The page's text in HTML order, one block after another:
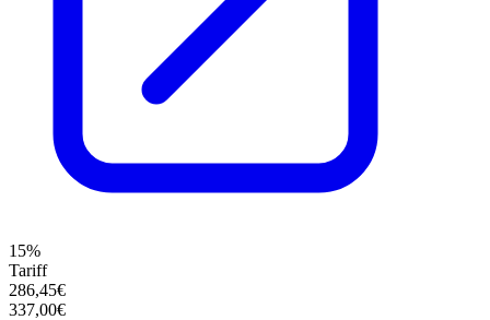
15%
Tariff
286,45€
337,00€